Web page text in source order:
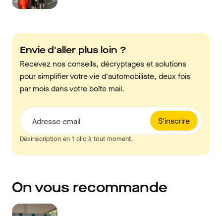
Envie d'aller plus loin ?
Recevez nos conseils, décryptages et solutions
pour simplifier votre vie d'automobiliste, deux fois
par mois dans votre boîte mail.
S'inscrire
Adresse email
Désinscription en 1 clic à tout moment.
On vous recommande